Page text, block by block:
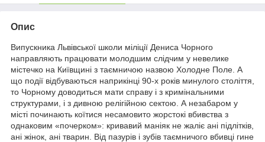
Опис
Випускника Львівської школи міліції Дениса Чорного
направляють працювати молодшим слідчим у невелике
містечко на Київщині з таємничою назвою Холодне Поле. А
що події відбуваються наприкінці 90-х років минулого століття,
то Чорному доводиться мати справу і з кримінальними
структурами, і з дивною релігійною сектою. А незабаром у
місті починають коїтися несамовито жорстокі вбивства з
однаковим «почерком»: кривавий маніяк не жаліє ані підлітків,
ані жінок, ані тварин. Від пазурів і зубів таємничого вбивці гине